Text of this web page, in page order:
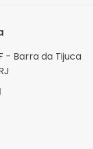
- Barra da Tijuca